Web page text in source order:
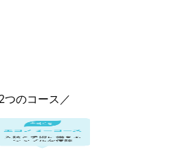
つのコース／